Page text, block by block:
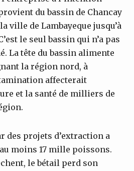
du bassin de Chancay
ville de Lambayeque jusqu’à
le seul bassin qui n’a pas
La tête du bassin alimente
la région nord, à
affecterait
et la santé de milliers de
des projets d’extraction a
moins 17 mille poissons.
le bétail perd son